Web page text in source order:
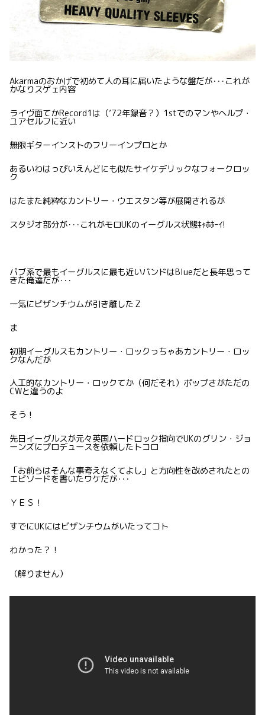
Akarmaのおかげで初めて人の耳に届いたような盤だが･･･これが
かなりスゲェ内容
ライヴ面てかRecord1は（’72年録音？）1stでのマンやヘルプ・
ユアセルフに近い
無限ギターインストのフリーインプロとか
あるいわはっぴいえんどにも似たサイケデリックなフォークロッ
ク
はたまた純粋なカントリー・ウエスタン等が展開されるが
スタジオ部分が･･･これがモロUKのイーグルス状態ｷｬﾎﾎｰｲ!
パブ系で最もイーグルスに最も近いバンドはBlueだと長年思って
きた俺達だが･･･
一気にビザンチウムが引き離したＺ
ま
初期イーグルスもカントリー・ロックっちゃあカントリー・ロッ
クなんだが
人工的なカントリー・ロックてか（何だそれ）ポップさがただの
CWと違うのよ
そう！
先日イーグルスが元々英国ハードロック指向でUKのグリン・ジョ
ーンズにプロデュースを依頼したトコロ
「お前らはそんな事考えなくてよし」と方向性を改めされたとの
エピソードを書いたワケだが･･･
ＹＥＳ！
すでにUKにはビザンチウムがいたってコト
わかった？！
（解りません）